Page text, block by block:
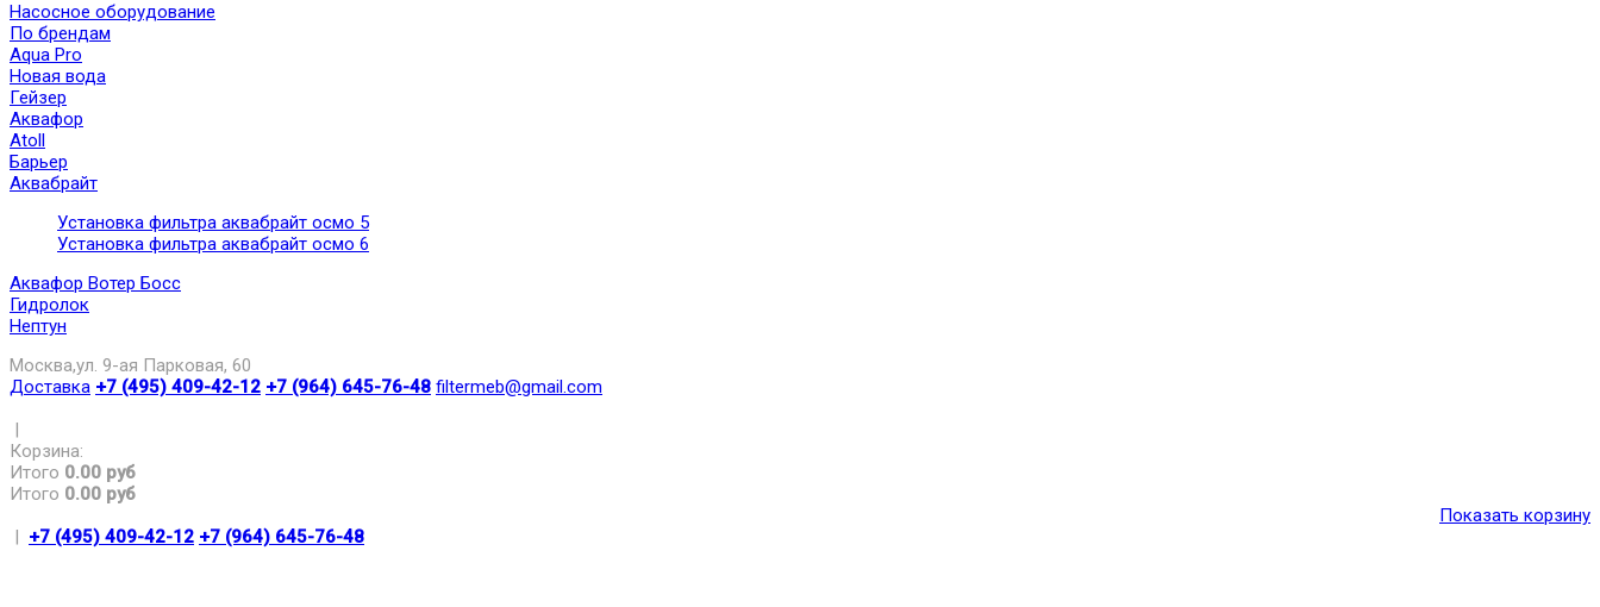
Насосное оборудование
По брендам
Aqua Pro
Новая вода
Гейзер
Аквафор
Atoll
Барьер
Аквабрайт
Установка фильтра аквабрайт осмо 5
Установка фильтра аквабрайт осмо 6
Аквафор Вотер Босс
Гидролок
Нептун
Москва,ул. 9-ая Парковая, 60
Доставка +7 (495) 409-42-12 +7 (964) 645-76-48 filtermeb@gmail.com
|
Корзина:
Итого 0.00 руб
Итого 0.00 руб
Показать корзину
| +7 (495) 409-42-12 +7 (964) 645-76-48